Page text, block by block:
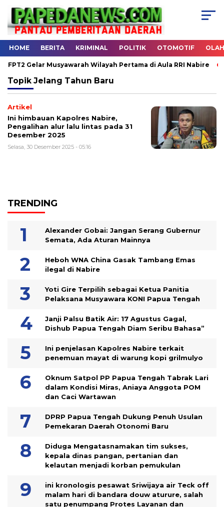
HOME BERITA KRIMINAL POLITIK OTOMOTIF
Gelar Musyawarah Wilayah Pertama di Aula RRI Nabire
Topik Jelang Tahun Baru
Artikel
Ini himbauan Kapolres Nabire,
Pengalihan alur lalu lintas pada 31
Desember 2025
Selasa, 30 Desember 2025 - 05:16
TRENDING
Alexander Gobai: Jangan Serang Gubernur
Semata, Ada Aturan Mainnya
Heboh WNA China Gasak Tambang Emas
ilegal di Nabire
Yoti Gire Terpilih sebagai Ketua Panitia
Pelaksana Musyawara KONI Papua Tengah
Janji Palsu Batik Air: 17 Agustus Gagal,
Dishub Papua Tengah Diam Seribu Bahasa”
Ini penjelasan Kapolres Nabire terkait
penemuan mayat di warung kopi grilmulyo
Oknum Satpol PP Papua Tengah Tabrak Lari
dalam Kondisi Miras, Aniaya Anggota POM
dan Caci Wartawan
DPRP Papua Tengah Dukung Penuh Usulan
Pemekaran Daerah Otonomi Baru
Diduga Mengatasnamakan tim sukses,
kepala dinas pangan, pertanian dan
kelautan menjadi korban pemukulan
ini kronologis pesawat Sriwijaya air Teck off
malam hari di bandara douw aturure, salah
satu penumpang Protes Layanan dan